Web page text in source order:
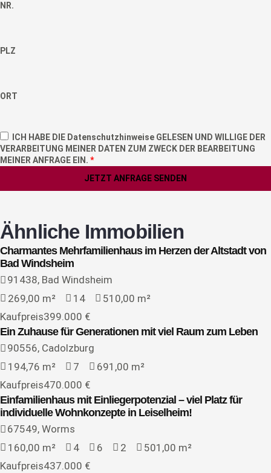
NR.
PLZ
ORT
ICH HABE DIE Datenschutzhinweise GELESEN UND WILLIGE DER
VERARBEITUNG MEINER DATEN ZUM ZWECK DER BEARBEITUNG
MEINER ANFRAGE EIN. *
JETZT ANFRAGE SENDEN
Ähnliche Immobilien
Verfügbar
Charmantes Mehrfamilienhaus im Herzen der Altstadt von
Bad Windsheim
91438, Bad Windsheim
269,00 m²
14
510,00 m²
Kaufpreis399.000 €
Verfügbar
Ein Zuhause für Generationen mit viel Raum zum Leben
90556, Cadolzburg
194,76 m²
7
691,00 m²
Kaufpreis470.000 €
Verfügbar
Einfamilienhaus mit Einliegerpotenzial – viel Platz für
individuelle Wohnkonzepte in Leiselheim!
67549, Worms
160,00 m²
4 6 2
501,00 m²
Kaufpreis437.000 €